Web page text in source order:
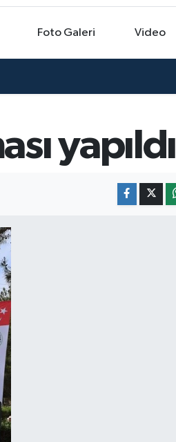
Foto Galeri Video
yapıldı